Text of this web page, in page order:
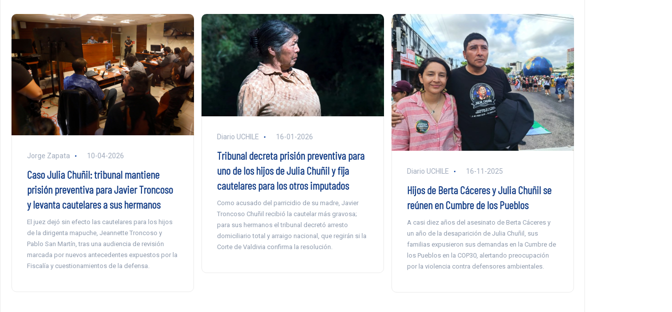
Jorge Zapata 10-04-2026
Caso Julia Chuñil: tribunal mantiene
prisión preventiva para Javier Troncoso
y levanta cautelares a sus hermanos
El juez dejó sin efecto las cautelares para los hijos
de la dirigenta mapuche, Jeannette Troncoso y
Pablo San Martín, tras una audiencia de revisión
marcada por nuevos antecedentes expuestos por la
Fiscalía y cuestionamientos de la defensa.
Diario UCHILE 16-01-2026
Tribunal decreta prisión preventiva para
uno de los hijos de Julia Chuñil y fija
cautelares para los otros imputados
Como acusado del parricidio de su madre, Javier
Troncoso Chuñil recibió la cautelar más gravosa;
para sus hermanos el tribunal decretó arresto
domiciliario total y arraigo nacional, que regirán si la
Corte de Valdivia confirma la resolución.
Diario UCHILE 16-11-2025
Hijos de Berta Cáceres y Julia Chuñil se
reúnen en Cumbre de los Pueblos
A casi diez años del asesinato de Berta Cáceres y
un año de la desaparición de Julia Chuñil, sus
familias expusieron sus demandas en la Cumbre de
los Pueblos en la COP30, alertando preocupación
por la violencia contra defensores ambientales.